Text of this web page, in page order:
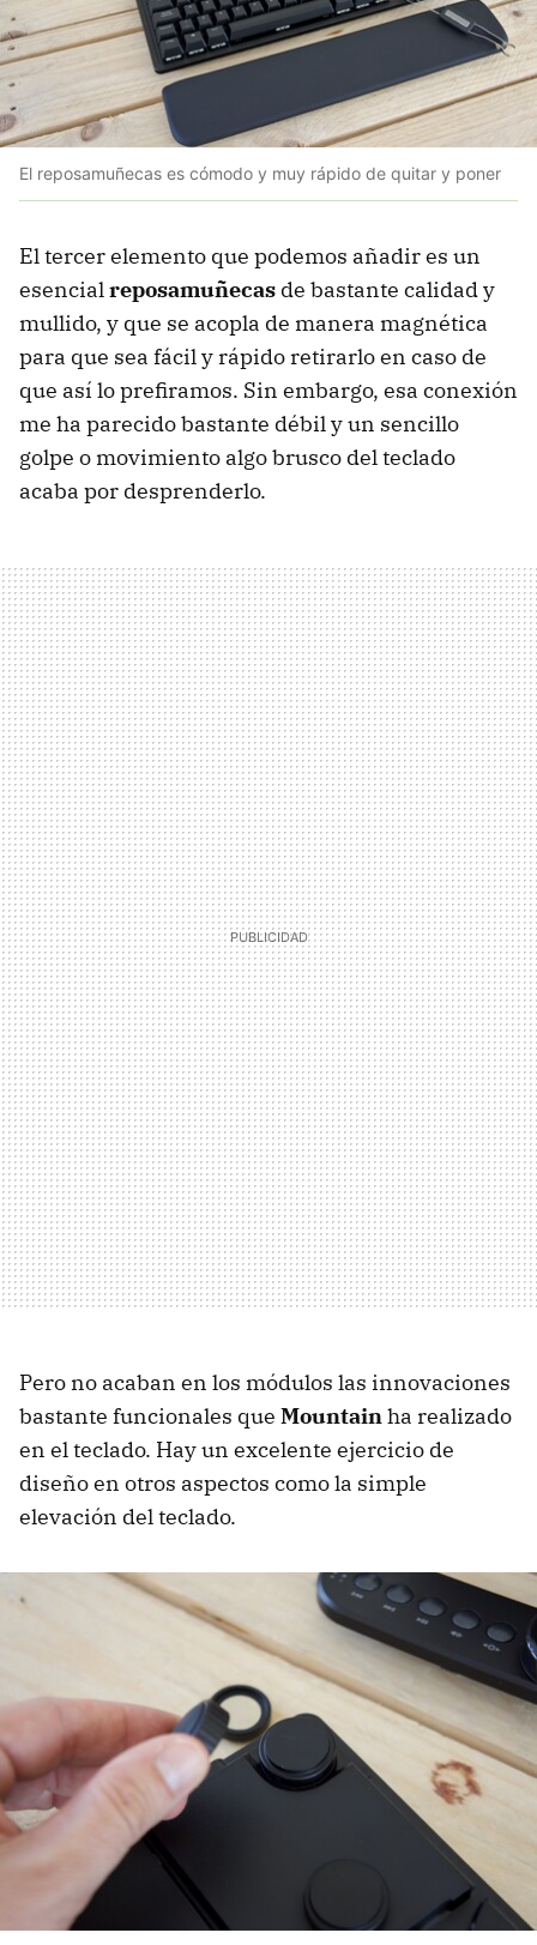
El reposamuñecas es cómodo y muy rápido de quitar y poner
El tercer elemento que podemos añadir es un
esencialreposamuñecas de bastante calidad y
mullido, y que se acopla de manera magnética
para que sea fácil y rápido retirarlo en caso de
que así lo prefiramos. Sin embargo, esa conexión
me ha parecido bastante débil y un sencillo
golpe o movimiento algo brusco del teclado
acaba por desprenderlo.
Pero no acaban en los módulos las innovaciones
bastante funcionales que Mountainha realizado
en el teclado. Hay un excelente ejercicio de
diseño en otros aspectos como la simple
elevación del teclado.